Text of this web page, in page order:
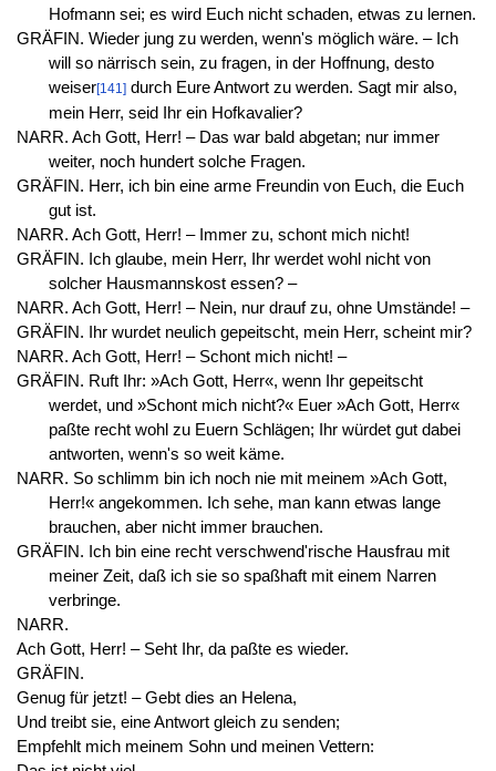
Hofmann sei; es wird Euch nicht schaden, etwas zu lernen.
GRÄFIN. Wieder jung zu werden, wenn's möglich wäre. – Ich
will so närrisch sein, zu fragen, in der Hoffnung, desto
weiser[141]durch Eure Antwort zu werden. Sagt mir also,
mein Herr, seid Ihr ein Hofkavalier?
NARR. Ach Gott, Herr! – Das war bald abgetan; nur immer
weiter, noch hundert solche Fragen.
GRÄFIN. Herr, ich bin eine arme Freundin von Euch, die Euch
gut ist.
NARR. Ach Gott, Herr! – Immer zu, schont mich nicht!
GRÄFIN. Ich glaube, mein Herr, Ihr werdet wohl nicht von
solcher Hausmannskost essen? –
NARR. Ach Gott, Herr! – Nein, nur drauf zu, ohne Umstände! –
GRÄFIN. Ihr wurdet neulich gepeitscht, mein Herr, scheint mir?
NARR. Ach Gott, Herr! – Schont mich nicht! –
GRÄFIN. Ruft Ihr: »Ach Gott, Herr«, wenn Ihr gepeitscht
werdet, und »Schont mich nicht?« Euer »Ach Gott, Herr«
paßte recht wohl zu Euern Schlägen; Ihr würdet gut dabei
antworten, wenn's so weit käme.
NARR. So schlimm bin ich noch nie mit meinem »Ach Gott,
Herr!« angekommen. Ich sehe, man kann etwas lange
brauchen, aber nicht immer brauchen.
GRÄFIN. Ich bin eine recht verschwend'rische Hausfrau mit
meiner Zeit, daß ich sie so spaßhaft mit einem Narren
verbringe.
NARR.
Ach Gott, Herr! – Seht Ihr, da paßte es wieder.
GRÄFIN.
Genug für jetzt! – Gebt dies an Helena,
Und treibt sie, eine Antwort gleich zu senden;
Empfehlt mich meinem Sohn und meinen Vettern: